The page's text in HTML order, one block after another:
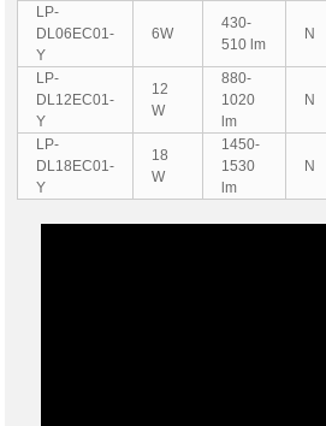
LP-
DL06EC01-
Y
6W
430-
510 lm
N
LP-
DL12EC01-
Y
12
W
880-
1020
lm
N
LP-
DL18EC01-
Y
18
W
1450-
1530
lm
N